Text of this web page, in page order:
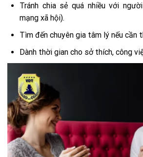
Tránh chia sẻ quá nhiều với
mạng xã hội).
Tìm đến chuyên gia tâm lý nếu cần
Dành thời gian cho sở thích, công